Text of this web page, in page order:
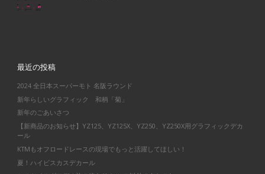
最近の投稿
2024 全日本スーパーモト 名阪ラウンド
新年らしいグラフィック 和柄「菊」
新年のごあいさつ
【新商品のお知らせ】YZ125、YZ125X、YZ250、YZ250X用グラフィックデカ
ール
KTMもオフロードレースの現場でもっと活躍してほしい！
夏！ハイビスカスデカール